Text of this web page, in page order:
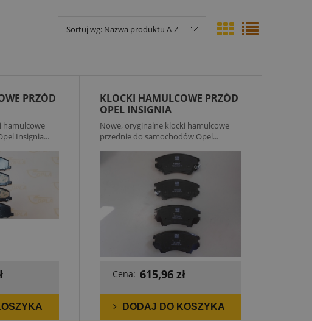
Sortuj wg: Nazwa produktu A-Z
PRZÓD
hamulcowe
Insignia...
KLOCKI HAMULCOWE PRZÓD
OPEL INSIGNIA
Nowe, oryginalne klocki hamulcowe
przednie do samochodów Opel...
Cena: 615,96 zł
DODAJ DO KOSZYKA